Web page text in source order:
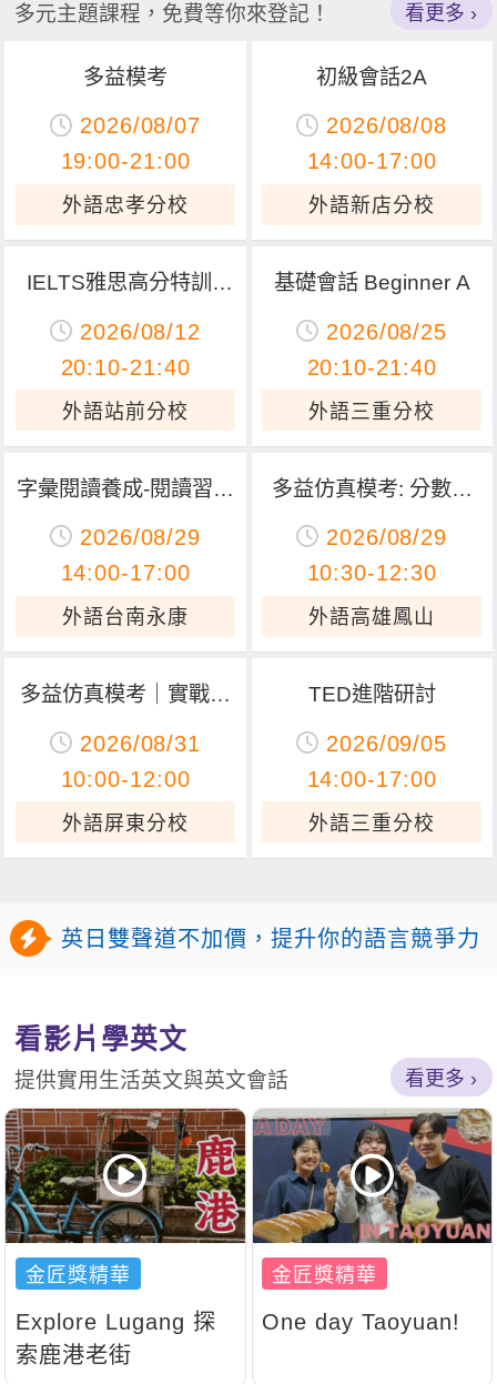
多元主題課程，免費等你來登記！ 看更多
多益模考
2026/08/07
19:00-21:00
外語忠孝分校
初級會話2A
2026/08/08
14:00-17:00
外語新店分校
IELTS雅思高分特訓 -
2026/08/12
20:10-21:40
外語站前分校
基礎會話 Beginner A
2026/08/25
20:10-21:40
外語三重分校
字彙閱讀養成-閱讀習慣
2026/08/29
14:00-17:00
外語台南永康
多益仿真模考: 分數偵
測器啟動！來場真實模
考，找出你的 TOEIC
升級路線！
2026/08/29
10:30-12:30
外語高雄鳳山
多益仿真模考｜實戰演
實力
2026/08/31
10:00-12:00
外語屏東分校
TED進階研討
2026/09/05
14:00-17:00
外語三重分校
英日雙聲道不加價，提升你的語言競爭力
看影片學英文
提供實用生活英文與英文會話 看更多
Explore Lugang 探
索鹿港老街
One day Taoyuan!